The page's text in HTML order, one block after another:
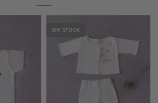
SIN STOCK